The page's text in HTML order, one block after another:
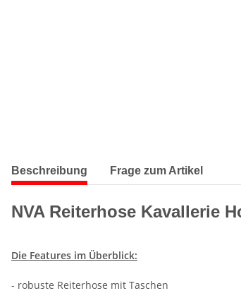
Beschreibung Frage zum Artikel
NVA Reiterhose Kavallerie
Die Features im Überblick:
- robuste Reiterhose mit Taschen